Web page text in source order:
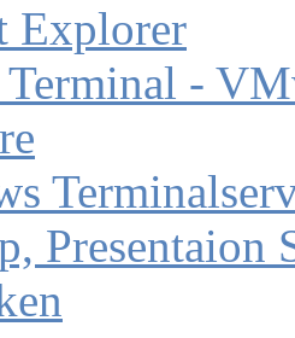
Explorer
-
Presentaion